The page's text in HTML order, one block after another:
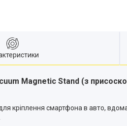
Magnetic Stand (з
кріплення смартфона в авто,